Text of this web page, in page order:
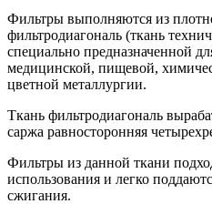
Фильтры выполняются из
фильтродиагональ (ткань
специально предназначенной
медицинской, пищевой,
цветной металлургии.
Ткань фильтродиагональ
саржа равносторонняя
Фильтры из данной ткани
использования и легко
сжигания.